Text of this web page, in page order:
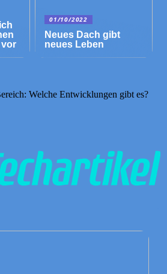
01/10/2022
Neues Dach gibt
neues Leben
Welche Entwicklungen gibt es?